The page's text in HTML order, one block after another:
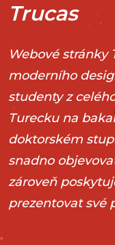
Trucas
Webové stránky
moderního
studenty z
Turecku na
doktorském
snadno
zároveň
prezentovat své